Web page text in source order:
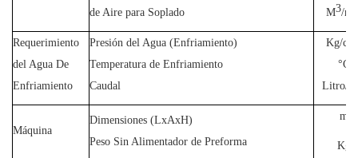
de Aire para Soplado
M3/
Requerimiento
del Agua De
Enfriamiento
Presión del Agua (Enfriamiento)
Temperatura de Enfriamiento
Caudal
Kg/cm
°C
Litro/
Máquina
Dimensiones (LxAxH)
Peso Sin Alimentador de Preforma
m
Kg